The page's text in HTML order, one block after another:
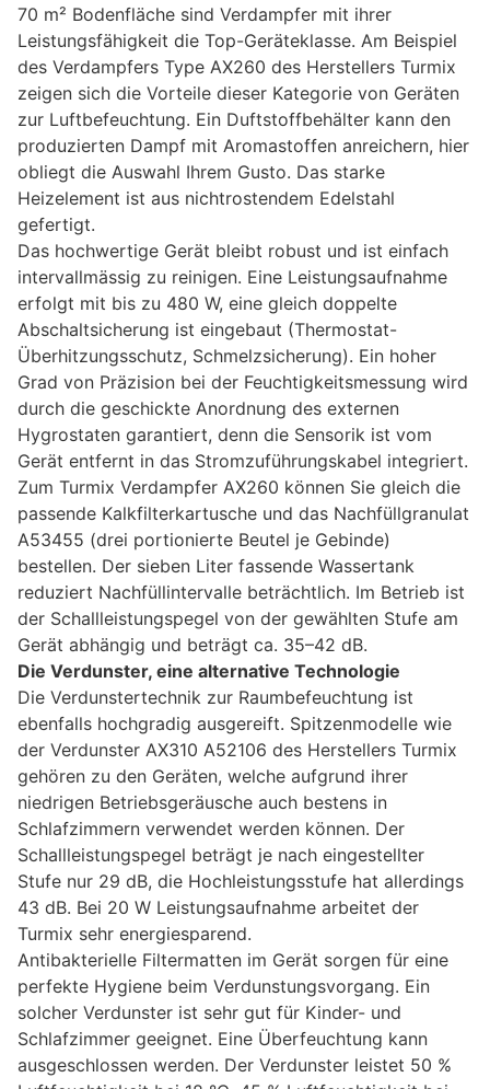
70 m² Bodenfläche sind Verdampfer mit ihrer
Leistungsfähigkeit die Top-Geräteklasse. Am Beispiel
des Verdampfers Type AX260 des Herstellers Turmix
zeigen sich die Vorteile dieser Kategorie von Geräten
zur Luftbefeuchtung. Ein Duftstoffbehälter kann den
produzierten Dampf mit Aromastoffen anreichern, hier
obliegt die Auswahl Ihrem Gusto. Das starke
Heizelement ist aus nichtrostendem Edelstahl
gefertigt.
Das hochwertige Gerät bleibt robust und ist einfach
intervallmässig zu reinigen. Eine Leistungsaufnahme
erfolgt mit bis zu 480 W, eine gleich doppelte
Abschaltsicherung ist eingebaut (Thermostat-
Überhitzungsschutz, Schmelzsicherung). Ein hoher
Grad von Präzision bei der Feuchtigkeitsmessung wird
durch die geschickte Anordnung des externen
Hygrostaten garantiert, denn die Sensorik ist vom
Gerät entfernt in das Stromzuführungskabel integriert.
Zum Turmix Verdampfer AX260 können Sie gleich die
passende Kalkfilterkartusche und das Nachfüllgranulat
A53455 (drei portionierte Beutel je Gebinde)
bestellen. Der sieben Liter fassende Wassertank
reduziert Nachfüllintervalle beträchtlich. Im Betrieb ist
der Schallleistungspegel von der gewählten Stufe am
Gerät abhängig und beträgt ca. 35–42 dB.
Die Verdunster, eine alternative Technologie
Die Verdunstertechnik zur Raumbefeuchtung ist
ebenfalls hochgradig ausgereift. Spitzenmodelle wie
der Verdunster AX310 A52106 des Herstellers Turmix
gehören zu den Geräten, welche aufgrund ihrer
niedrigen Betriebsgeräusche auch bestens in
Schlafzimmern verwendet werden können. Der
Schallleistungspegel beträgt je nach eingestellter
Stufe nur 29 dB, die Hochleistungsstufe hat allerdings
43 dB. Bei 20 W Leistungsaufnahme arbeitet der
Turmix sehr energiesparend.
Antibakterielle Filtermatten im Gerät sorgen für eine
perfekte Hygiene beim Verdunstungsvorgang. Ein
solcher Verdunster ist sehr gut für Kinder- und
Schlafzimmer geeignet. Eine Überfeuchtung kann
ausgeschlossen werden. Der Verdunster leistet 50 %